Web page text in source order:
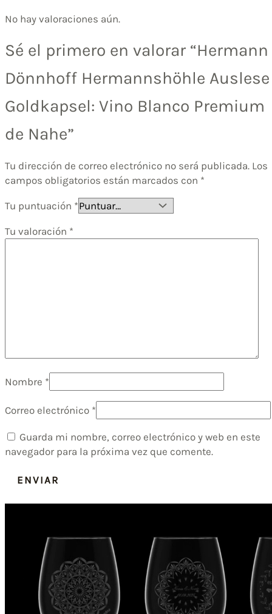
No hay valoraciones aún.
Sé el primero en valorar “Hermann
Dönnhoff Hermannshöhle Auslese
Goldkapsel: Vino Blanco Premium
de Nahe”
Tu dirección de correo electrónico no será publicada. Los
campos obligatorios están marcados con *
Tu puntuación *
Tu valoración *
Nombre *
Correo electrónico *
Guarda mi nombre, correo electrónico y web en este
navegador para la próxima vez que comente.